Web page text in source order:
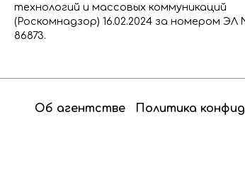
технологий и массовых коммуникаций
(Роскомнадзор) 16.02.2024 за номером
86873.
Об агентстве Политика